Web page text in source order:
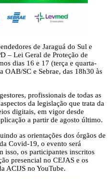
de Jaraguá do Sul e
– Lei Geral de Proteção de
dias 16 e 17 (terça e quarta-
OAB/SC e Sebrae, das 18h30 às
profissionais de todas as
da legislação que trata da
digitais, em vigor desde
a partir de agosto último.
as orientações dos órgãos de
Covid-19, o evento será
isso, os participantes inscritos
presencial no CEJAS e os
ACIJS no YouTube.